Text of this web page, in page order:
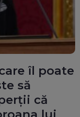
îl poate
să
că